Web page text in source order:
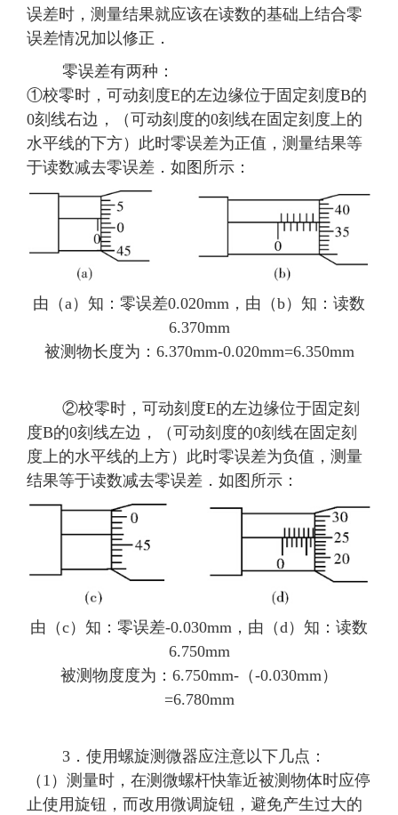
误差时，测量结果就应该在读数的基础上结合零
误差情况加以修正．
零误差有两种：
①校零时，可动刻度E的左边缘位于固定刻度B的
0刻线右边，（可动刻度的0刻线在固定刻度上的
水平线的下方）此时零误差为正值，测量结果等
于读数减去零误差．如图所示：
由（a）知：零误差0.020mm，由（b）知：读数
6.370mm
被测物长度为：6.370mm-0.020mm=6.350mm
②校零时，可动刻度E的左边缘位于固定刻
度B的0刻线左边，（可动刻度的0刻线在固定刻
度上的水平线的上方）此时零误差为负值，测量
结果等于读数减去零误差．如图所示：
由（c）知：零误差-0.030mm，由（d）知：读数
6.750mm
被测物度度为：6.750mm-（-0.030mm）
=6.780mm
3．使用螺旋测微器应注意以下几点：
（1）测量时，在测微螺杆快靠近被测物体时应停
止使用旋钮，而改用微调旋钮，避免产生过大的